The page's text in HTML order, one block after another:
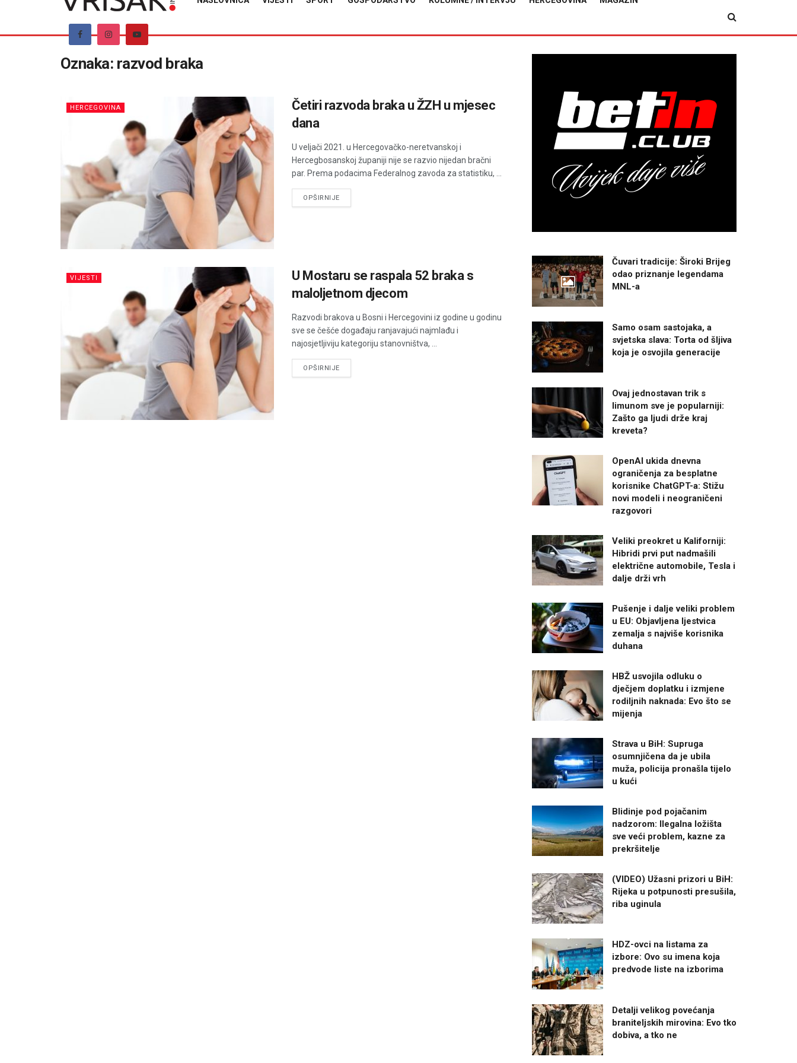
Oznaka: razvod braka
HERCEGOVINA
Četiri razvoda braka u ŽZH u mjesec
dana
U veljači 2021. u Hercegovačko-neretvanskoj i
Hercegbosanskoj županiji nije se razvio nijedan bračni
par. Prema podacima Federalnog zavoda za statistiku, ...
OPŠIRNIJEDETAILS
VIJESTI
U Mostaru se raspala 52 braka s
maloljetnom djecom
Razvodi brakova u Bosni i Hercegovini iz godine u godinu
sve se češće događaju ranjavajući najmlađu i
najosjetljiviju kategoriju stanovništva, ...
OPŠIRNIJEDETAILS
Čuvari tradicije: Široki Brijeg
odao priznanje legendama
MNL-a
Samo osam sastojaka, a
svjetska slava: Torta od šljiva
koja je osvojila generacije
Ovaj jednostavan trik s
limunom sve je popularniji:
Zašto ga ljudi drže kraj
kreveta?
OpenAI ukida dnevna
ograničenja za besplatne
korisnike ChatGPT-a: Stižu
novi modeli i neograničeni
razgovori
Veliki preokret u Kaliforniji:
Hibridi prvi put nadmašili
električne automobile, Tesla i
dalje drži vrh
Pušenje i dalje veliki problem
u EU: Objavljena ljestvica
zemalja s najviše korisnika
duhana
HBŽ usvojila odluku o
dječjem doplatku i izmjene
rodiljnih naknada: Evo što se
mijenja
Strava u BiH: Supruga
osumnjičena da je ubila
muža, policija pronašla tijelo
u kući
Blidinje pod pojačanim
nadzorom: Ilegalna ložišta
sve veći problem, kazne za
prekršitelje
(VIDEO) Užasni prizori u BiH:
Rijeka u potpunosti presušila,
riba uginula
HDZ-ovci na listama za
izbore: Ovo su imena koja
predvode liste na izborima
Detalji velikog povećanja
braniteljskih mirovina: Evo tko
dobiva, a tko ne